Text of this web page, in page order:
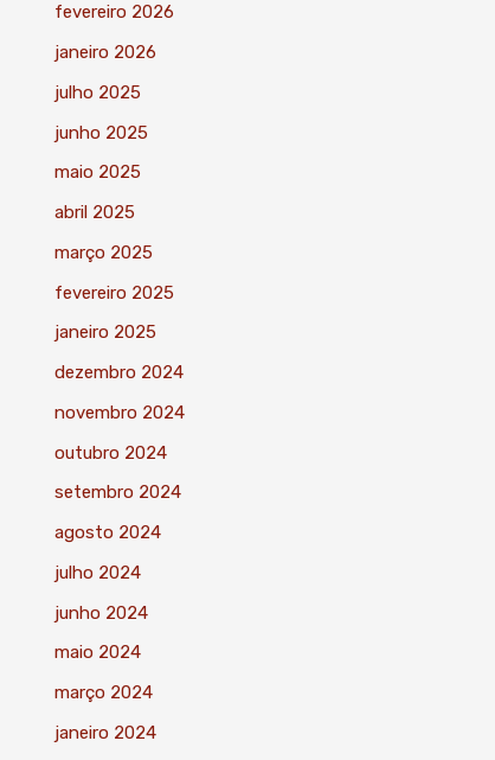
fevereiro 2026
janeiro 2026
julho 2025
junho 2025
maio 2025
abril 2025
março 2025
fevereiro 2025
janeiro 2025
dezembro 2024
novembro 2024
outubro 2024
setembro 2024
agosto 2024
julho 2024
junho 2024
maio 2024
março 2024
janeiro 2024